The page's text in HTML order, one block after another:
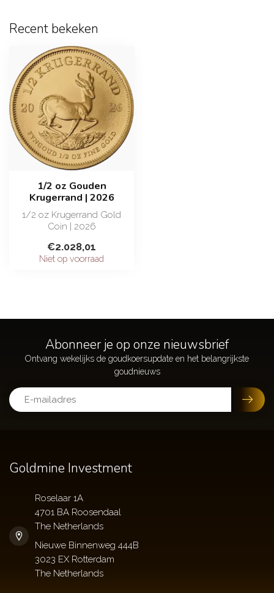
Recent bekeken
1/2 oz Gouden
Krugerrand | 2026
1/2 oz Krugerrand Gold
Coin | 2026
Investeer in de
hoogwaardige 1/2 oz
€2.028,01
Niet op voorraad
Abonneer je op onze nieuwsbrief
Goldmine Investment
Roselaar 1A
4701 BA Roosendaal
The Netherlands